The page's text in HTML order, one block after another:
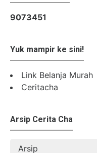
9073451
Yuk mampir ke sini!
Link Belanja Murah
Ceritacha
Arsip Cerita Cha